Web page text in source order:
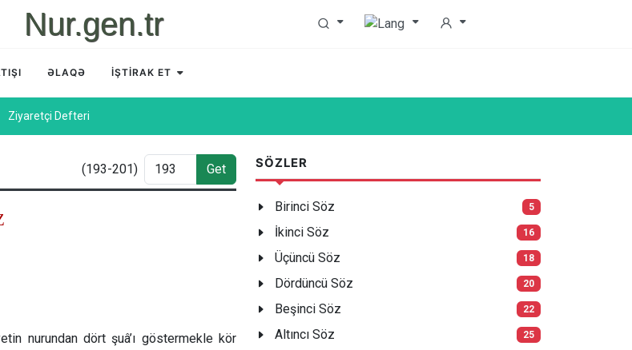
Nur.gen.tr
ƏLAQƏ İŞTİRAK ET
Ziyaretçi Defteri
(193-201) Get
nurundan dört şuâ’ı göstermekle kör
SÖZLER
Birinci Söz 5
İkinci Söz 16
Üçüncü Söz 18
Dördüncü Söz 20
Beşinci Söz 22
Altıncı Söz 25